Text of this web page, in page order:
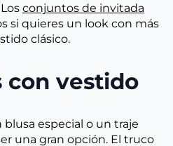
conjuntos de invitada
si quieres un look con más
clásico.
con vestido
especial o un traje
una gran opción. El truco